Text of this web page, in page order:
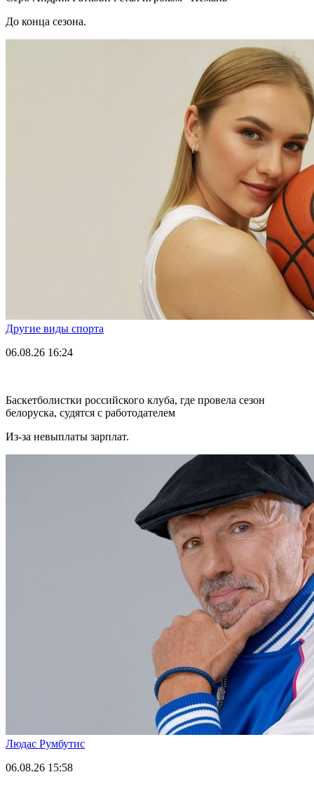
До конца сезона.
Другие виды спорта
06.08.26 16:24
Баскетболистки российского клуба, где провела сезон
белоруска, судятся с работодателем
Из-за невыплаты зарплат.
Людас Румбутис
06.08.26 15:58